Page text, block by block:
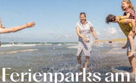
Ferienparks